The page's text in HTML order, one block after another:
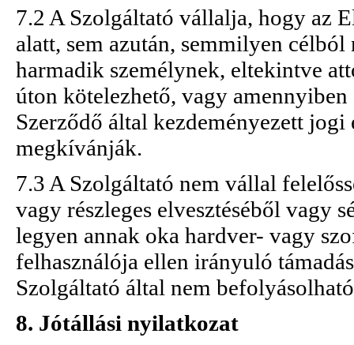
7.2 A Szolgáltató vállalja, hogy az
alatt, sem azután, semmilyen
harmadik személynek, eltekintve
úton kötelezhető, vagy
Szerződő által kezdeményezett
megkívánják.
7.3 A Szolgáltató nem vállal
vagy részleges elvesztéséből vagy
legyen annak oka hardver- vagy
felhasználója ellen irányuló
Szolgáltató által nem
8. Jótállási nyilatkozat